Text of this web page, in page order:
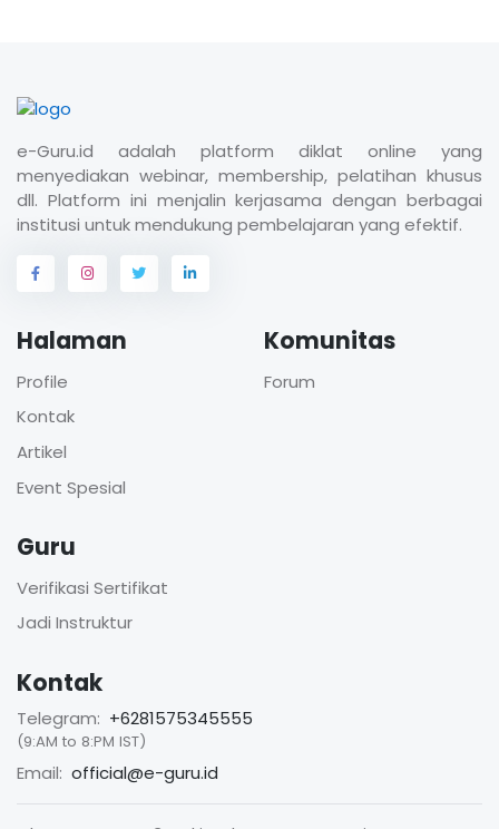
e-Guru.id adalah platform diklat online yang
menyediakan webinar, membership, pelatihan khusus
dll. Platform ini menjalin kerjasama dengan berbagai
institusi untuk mendukung pembelajaran yang efektif.
Halaman
Profile
Kontak
Artikel
Event Spesial
Komunitas
Forum
Guru
Verifikasi Sertifikat
Jadi Instruktur
Kontak
Telegram: +6281575345555
(9:AM to 8:PM IST)
Email: official@e-guru.id